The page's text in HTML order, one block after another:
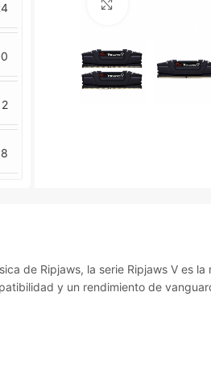
2
de Ripjaws, la serie Ripjaws V es la
y un rendimiento de